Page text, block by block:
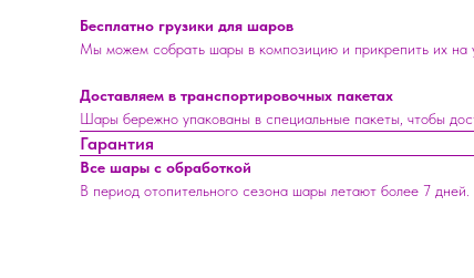
Бесплатно грузики для шаров
Мы можем собрать шары в композицию и прикрепить их на
Доставляем в транспортировочных пакетах
Шары бережно упакованы в специальные пакеты, чтобы
Гарантия
Все шары с обработкой
В период отопительного сезона шары летают более 7